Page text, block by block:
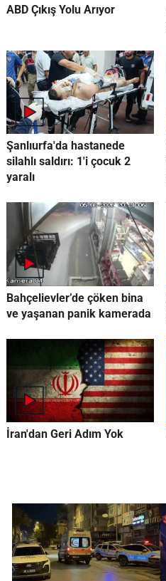
ABD Çıkış Yolu Arıyor
Şanlıurfa'da hastanede
silahlı saldırı: 1'i çocuk 2
yaralı
Bahçelievler’de çöken bina
ve yaşanan panik kamerada
İran'dan Geri Adım Yok